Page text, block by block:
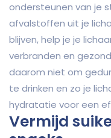
ondersteunen van je
afvalstoffen uit je
blijven, help je je
verbranden en
daarom niet om
te drinken en zo je
hydratatie voor een
Vermijd